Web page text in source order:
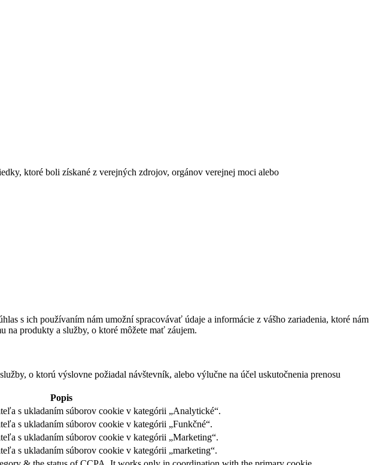
ktoré boli získané z verejných zdrojov, orgánov verejnej moci alebo
s ich používaním nám umožní spracovávať údaje a informácie z vášho zariadenia, ktoré nám
produkty a služby, o ktoré môžete mať záujem.
o ktorú výslovne požiadal návštevník, alebo výlučne na účel uskutočnenia prenosu
Popis
s ukladaním súborov cookie v kategórii „Analytické“.
s ukladaním súborov cookie v kategórii „Funkčné“.
s ukladaním súborov cookie v kategórii „Marketing“.
s ukladaním súborov cookie v kategórii „marketing“.